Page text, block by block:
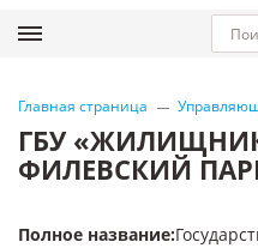
Главная страница
ГБУ
ФИЛЕВСКИЙ
Полное название: